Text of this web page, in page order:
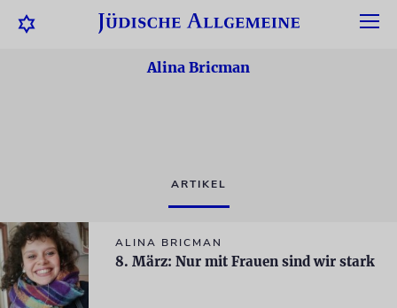
Alina Bricman
ARTIKEL
ALINA BRICMAN
8. März: Nur mit Frauen sind wir stark